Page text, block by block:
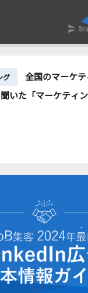
グ
全国のマーケ
いた「マーケティ